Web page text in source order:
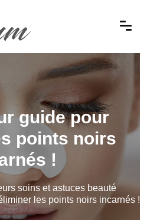
guide pour
points noirs
!
soins et astuces beauté
les points noirs incarnés !